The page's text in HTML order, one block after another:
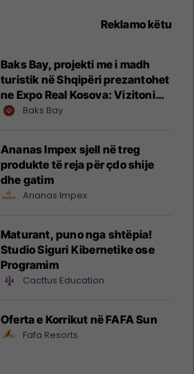
Reklamo këtu
Baks Bay, projekti me i madh
turistik në Shqipëri prezantohet
ne Expo Real Kosova: Vizitoni
shtandin dhe zbuloni
Baks Bay
Ananas Impex sjell në treg
produkte të reja për çdo shije
dhe gatim
Ananas Impex
Maturant, puno nga shtëpia!
Studio Siguri Kibernetike ose
Programim
Cacttus Education
Oferta e Korrikut në FAFA Sun
Fafa Resorts